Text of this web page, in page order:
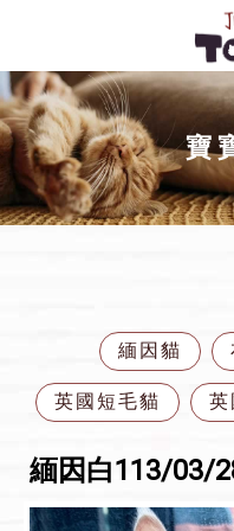
寶
緬因貓
英國短毛貓 英
緬因白113/03/